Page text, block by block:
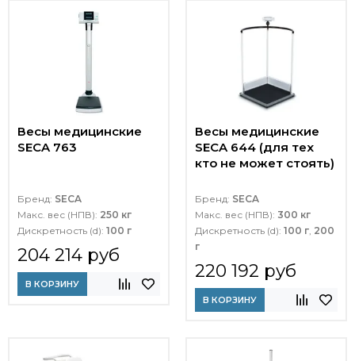
Весы медицинские
SECA 763
Бренд: SECA
Макс. вес (НПВ): 250 кг
Дискретность (d): 100 г
204 214 руб
В КОРЗИНУ
Весы медицинские
SECA 644 (для тех
кто не может стоять)
Бренд: SECA
Макс. вес (НПВ): 300 кг
Дискретность (d): 100 г, 200
г
220 192 руб
В КОРЗИНУ